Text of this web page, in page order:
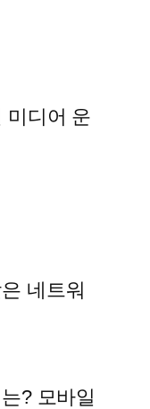
미디어 운
네트워
? 모바일